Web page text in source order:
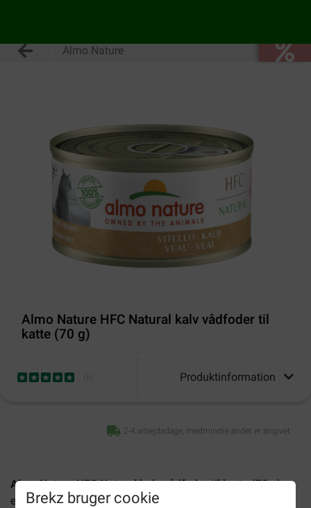
Brekz bruger cookie
Almo Nature
Almo Nature HFC Natural kalv vådfoder til
katte (70 g)
Produktinformation
2-4 arbejdsdage, medmindre andet er angivet
Almo Nature HFC Natural kalv vådfoder til katte (70 g)er
et katte vådfoder med en lækker smag. Det er 100 %